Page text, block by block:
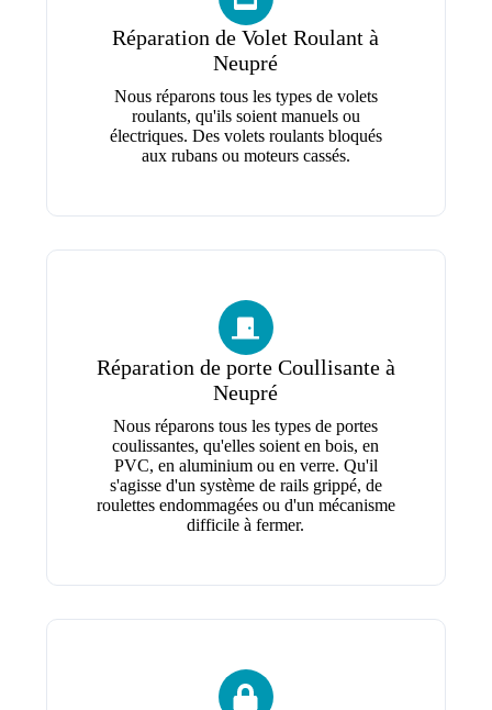
Réparation de Volet Roulant à
Neupré
Nous réparons tous les types de volets
roulants, qu'ils soient manuels ou
électriques. Des volets roulants bloqués
aux rubans ou moteurs cassés.
Réparation de porte Coullisante à
Neupré
Nous réparons tous les types de portes
coulissantes, qu'elles soient en bois, en
PVC, en aluminium ou en verre. Qu'il
s'agisse d'un système de rails grippé, de
roulettes endommagées ou d'un mécanisme
difficile à fermer.